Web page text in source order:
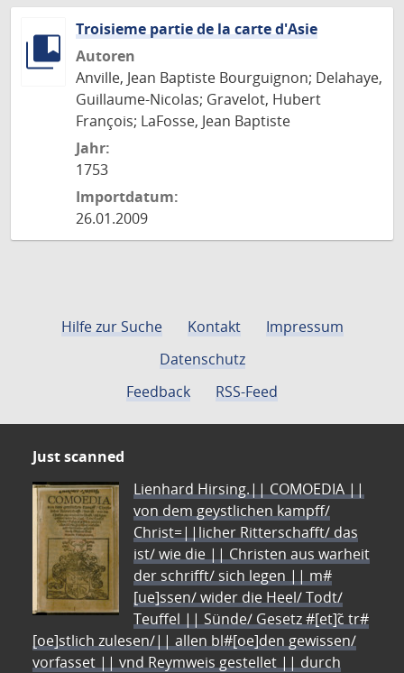
Troisieme partie de la carte d'Asie
Autoren
Anville, Jean Baptiste Bourguignon; Delahaye,
Guillaume-Nicolas; Gravelot, Hubert
François; LaFosse, Jean Baptiste
Jahr:
1753
Importdatum:
26.01.2009
Hilfe zur Suche Kontakt
Impressum
Datenschutz
Feedback
RSS-Feed
Just scanned
Lienhard Hirsing.|| COMOEDIA ||
von dem geystlichen kampff/
Christ=||licher Ritterschafft/ das
ist/ wie die || Christen aus warheit
der schrifft/ sich legen || m#
[ue]ssen/ wider die Heel/ Todt/
Teuffel || Sünde/ Gesetz #[et]c̃ tr#
[oe]stlich zulesen/|| allen bl#[oe]den gewissen/
vorfasset || vnd Reymweis gestellet || durch